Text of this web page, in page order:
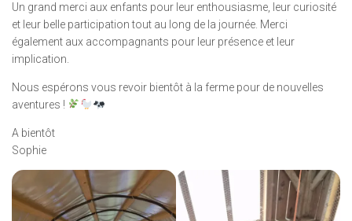
Un grand merci aux enfants pour leur enthousiasme, leur curiosité
et leur belle participation tout au long de la journée. Merci
également aux accompagnants pour leur présence et leur
implication.
Nous espérons vous revoir bientôt à la ferme pour de nouvelles
aventures !
A bientôt
Sophie